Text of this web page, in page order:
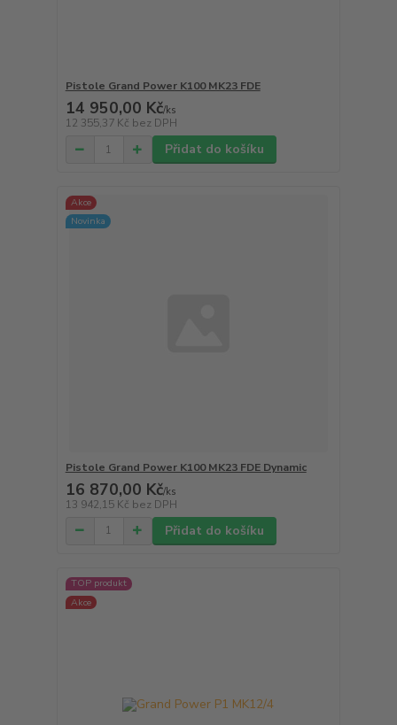
Pistole Grand Power K100 MK23 FDE
14 950,00 Kč/ks
12 355,37 Kč bez DPH
Přidat do košíku
Akce
Novinka
Pistole Grand Power K100 MK23 FDE Dynamic
16 870,00 Kč/ks
13 942,15 Kč bez DPH
Přidat do košíku
TOP produkt
Akce